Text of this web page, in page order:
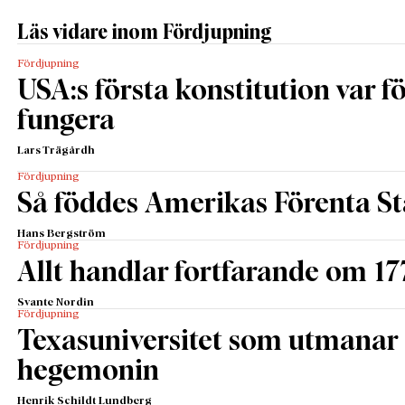
av
finanskrisen
och den
efterföljande
skuldkrisen i
Sydeuropa
visar att det
finns en
vilja och
förmåga att
kriser. Även
om
förberedelser har saknats, genom alltför strikta
regelsystem för såväl finanspolitiken som
penningpolitiken, visar erfarenheten från de senaste
Läs vidare inom Fördjupning
Fördjupning
USA:s första konstitution var
fungera
Lars Trägårdh
Fördjupning
Så föddes Amerikas Förenta
Hans Bergström
Fördjupning
Allt handlar fortfarande om
Svante Nordin
Fördjupning
Texasuniversitet som utmanar
hegemonin
Henrik Schildt Lundberg